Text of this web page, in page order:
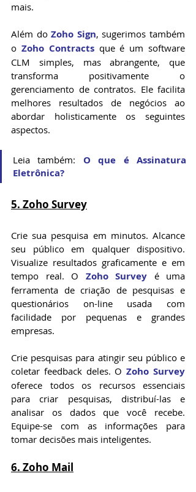
mais.
Além do Zoho Sign, sugerimos também
o Zoho Contracts que é um software
CLM simples, mas abrangente, que
transforma positivamente o
gerenciamento de contratos. Ele facilita
melhores resultados de negócios ao
abordar holisticamente os seguintes
aspectos.
Leia também: O que é Assinatura
Eletrônica?
5. Zoho Survey
Crie sua pesquisa em minutos. Alcance
seu público em qualquer dispositivo.
Visualize resultados graficamente e em
tempo real. O Zoho Survey é uma
ferramenta de criação de pesquisas e
questionários on-line usada com
facilidade por pequenas e grandes
empresas.
Crie pesquisas para atingir seu público e
coletar feedback deles. O Zoho Survey
oferece todos os recursos essenciais
para criar pesquisas, distribuí-las e
analisar os dados que você recebe.
Equipe-se com as informações para
tomar decisões mais inteligentes.
6. Zoho Mail